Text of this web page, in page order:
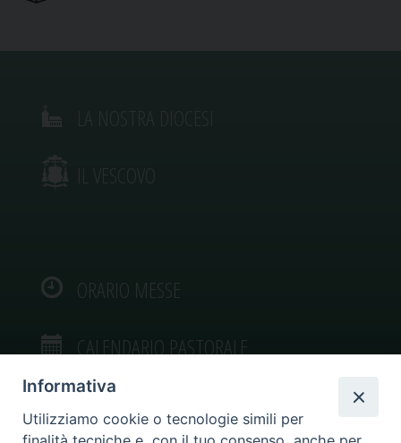
IL VESCOVO
ORARIO MESSE
CALENDARIO PASTORALE
Informativa
Utilizziamo cookie o tecnologie simili per